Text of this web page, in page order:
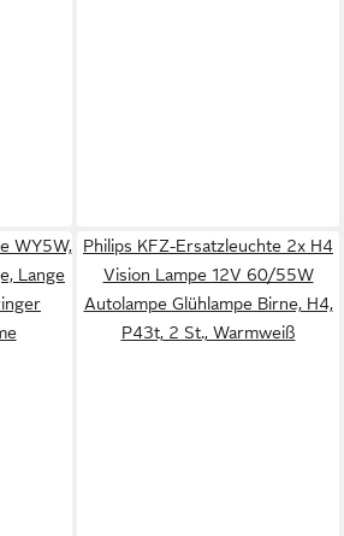
WY5W,
Lange
Philips KFZ-Ersatzleuchte 2x H4
Vision Lampe 12V 60/55W
Autolampe Glühlampe Birne, H4,
P43t, 2 St., Warmweiß